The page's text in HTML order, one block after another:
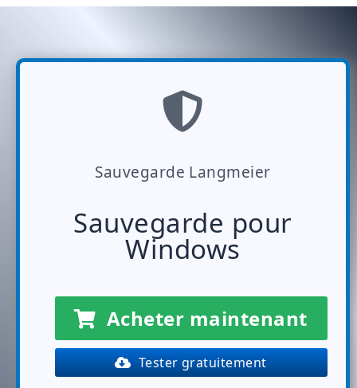
Sauvegarde Langmeier
Sauvegarde pour
Windows
Acheter maintenant
Tester gratuitement